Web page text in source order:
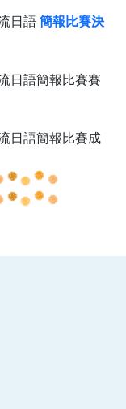
日語簡報比賽決
日語簡報比賽賽
日語簡報比賽成